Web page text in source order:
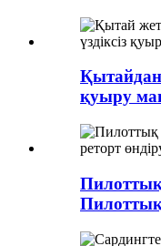
Қытайдан
қуыру
Пилоттық